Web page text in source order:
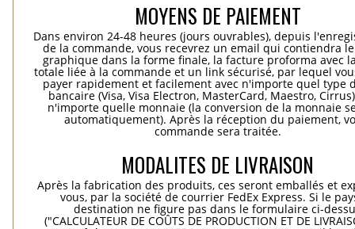
MOYENS DE PAIEMENT
Dans environ 24-48 heures (jours ouvrables), depuis
de la commande, vous recevrez un email qui contiendra
graphique dans la forme finale, la facture proforma avec
totale liée à la commande et un link sécurisé, par lequel
payer rapidement et facilement avec n'importe quel type
bancaire (Visa, Visa Electron, MasterCard, Maestro,
n'importe quelle monnaie (la conversion de la monnaie
automatiquement). Après la réception du paiement,
commande sera traitée.
MODALITES DE LIVRAISON
Après la fabrication des produits, ces seront emballés et
vous, par la société de courrier FedEx Express. Si le
destination ne figure pas dans le formulaire ci-
("CALCULATEUR DE COÛTS DE PRODUCTION ET DE